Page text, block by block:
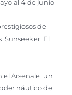
al 4 de junio
de
Sunseeker. El
el Arsenale, un
náutico de